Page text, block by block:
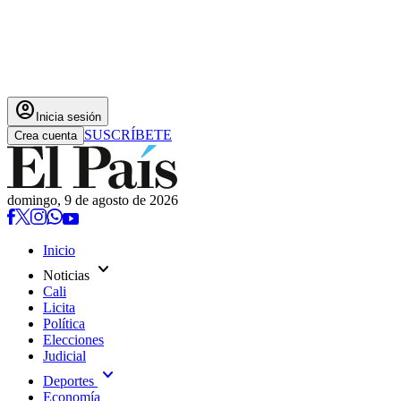
account_circle Inicia sesión
Crea cuenta SUSCRÍBETE
domingo, 9 de agosto de 2026
Inicio
Noticias expand_more
Cali
Licita
Política
Elecciones
Judicial
Deportes expand_more
Economía